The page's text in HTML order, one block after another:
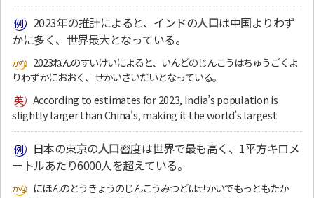
2023年の推計によると、インドの人口は中国よりわず
かに多く、世界最大となっている。
2023ねんのすいけいによると、いんどのじんこうはちゅうごくよ
りわずかにおおく、せかいさいだいとなっている。
According to estimates for 2023, India’s population is
slightly larger than China’s, making it the world’s largest.
日本の東京の人口密度は世界で最も高く、1平方キロメ
ートルあたり6000人を超えている。
にほんのとうきょうのじんこうみつどはせかいでもっともたか